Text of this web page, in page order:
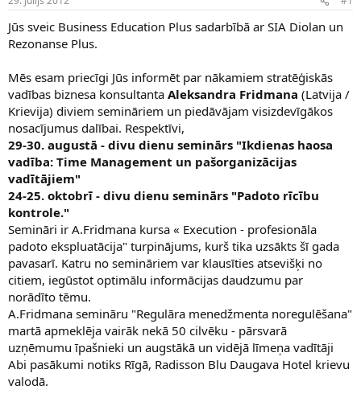
n
u
z
ā
c
ē
s
a
t
u
m
Jūs sveic Business Education Plus sadarbībā ar SIA Diolan un
Rezonanse Plus.
Mēs esam priecīgi Jūs informēt par nākamiem stratēģiskās
vadības biznesa konsultanta Aleksandra Fridmana (Latvija /
Krievija) diviem semināriem un piedāvājam visizdevīgākos
nosacījumus dalībai. Respektīvi,
29-30. augustā - divu dienu seminārs "Ikdienas haosa
vadība: Time Management un pašorganizācijas
vadītājiem"
24-25. oktobrī - divu dienu seminārs "Padoto rīcību
kontrole."
Semināri ir A.Fridmana kursa « Execution - profesionāla
padoto ekspluatācija" turpinājums, kurš tika uzsākts šī gada
pavasarī. Katru no semināriem var klausīties atsevišķi no
citiem, iegūstot optimālu informācijas daudzumu par
norādīto tēmu.
A.Fridmana semināru "Regulāra menedžmenta noregulēšana"
martā apmeklēja vairāk nekā 50 cilvēku - pārsvarā
uzņēmumu īpašnieki un augstākā un vidējā līmeņa vadītāji
Abi pasākumi notiks Rīgā, Radisson Blu Daugava Hotel krievu
valodā.